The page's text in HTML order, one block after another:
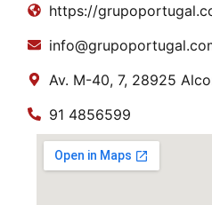
https://
Av. M-40, 7, 28925
91 4856599